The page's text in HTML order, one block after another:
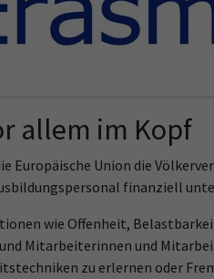
allem im Kopf
Europäische Union die
finanziell
wie Offenheit,
Mitarbeiterinnen und
zu erlernen oder